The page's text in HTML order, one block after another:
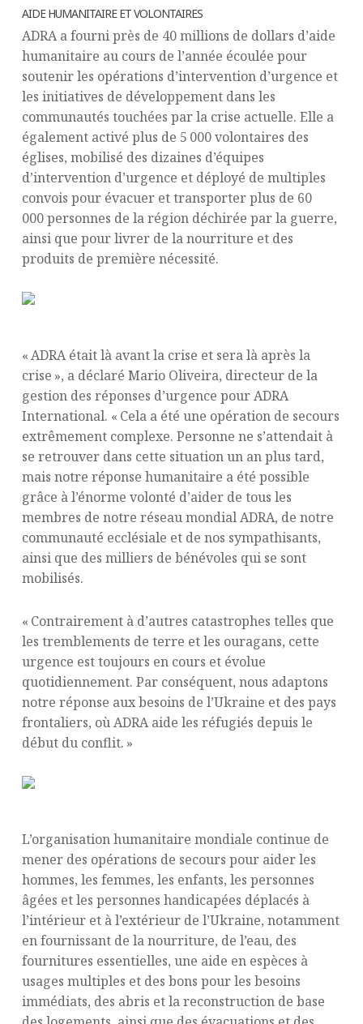
AIDE HUMANITAIRE ET VOLONTAIRES
ADRA a fourni près de 40 millions de dollars d’aide
humanitaire au cours de l’année écoulée pour
soutenir les opérations d’intervention d’urgence et
les initiatives de développement dans les
communautés touchées par la crise actuelle. Elle a
également activé plus de 5 000 volontaires des
églises, mobilisé des dizaines d’équipes
d’intervention d’urgence et déployé de multiples
convois pour évacuer et transporter plus de 60
000 personnes de la région déchirée par la guerre,
ainsi que pour livrer de la nourriture et des
produits de première nécessité.
« ADRA était là avant la crise et sera là après la
crise », a déclaré Mario Oliveira, directeur de la
gestion des réponses d’urgence pour ADRA
International. « Cela a été une opération de secours
extrêmement complexe. Personne ne s’attendait à
se retrouver dans cette situation un an plus tard,
mais notre réponse humanitaire a été possible
grâce à l’énorme volonté d’aider de tous les
membres de notre réseau mondial ADRA, de notre
communauté ecclésiale et de nos sympathisants,
ainsi que des milliers de bénévoles qui se sont
mobilisés.
« Contrairement à d’autres catastrophes telles que
les tremblements de terre et les ouragans, cette
urgence est toujours en cours et évolue
quotidiennement. Par conséquent, nous adaptons
notre réponse aux besoins de l’Ukraine et des pays
frontaliers, où ADRA aide les réfugiés depuis le
début du conflit. »
L’organisation humanitaire mondiale continue de
mener des opérations de secours pour aider les
hommes, les femmes, les enfants, les personnes
âgées et les personnes handicapées déplacés à
l’intérieur et à l’extérieur de l’Ukraine, notamment
en fournissant de la nourriture, de l’eau, des
fournitures essentielles, une aide en espèces à
usages multiples et des bons pour les besoins
immédiats, des abris et la reconstruction de base